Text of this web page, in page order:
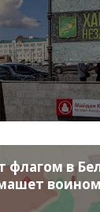
флагом в